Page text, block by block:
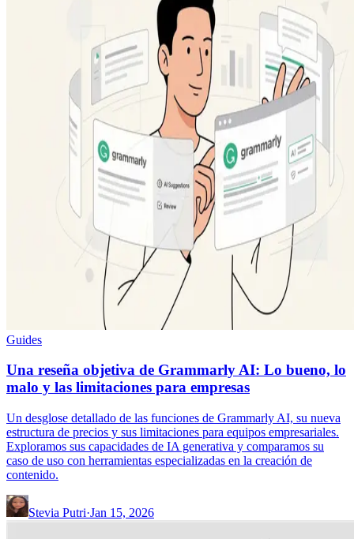
Guides
Una reseña objetiva de Grammarly AI: Lo bueno, lo
malo y las limitaciones para empresas
Un desglose detallado de las funciones de Grammarly AI, su nueva
estructura de precios y sus limitaciones para equipos empresariales.
Exploramos sus capacidades de IA generativa y comparamos su
caso de uso con herramientas especializadas en la creación de
contenido.
Stevia Putri·Jan 15, 2026